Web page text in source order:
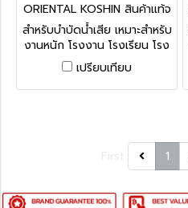
ORIENTAL KOSHIN สินค้าแท้จ
ากโรงงานผู้ผลิต KTZ-80X
สำหรับบำบัดน้ำเสีย เหมาะสำหรับ
งานหนัก โรงงาน โรงเรียน โรง
พยาบาล โรงนา อุปกรณ์
การเกษตร ฯลฯ สะดวกต่อการ
เคลื่อนย้ายตามจุดต่างๆ
เปรียบเทียบ
1